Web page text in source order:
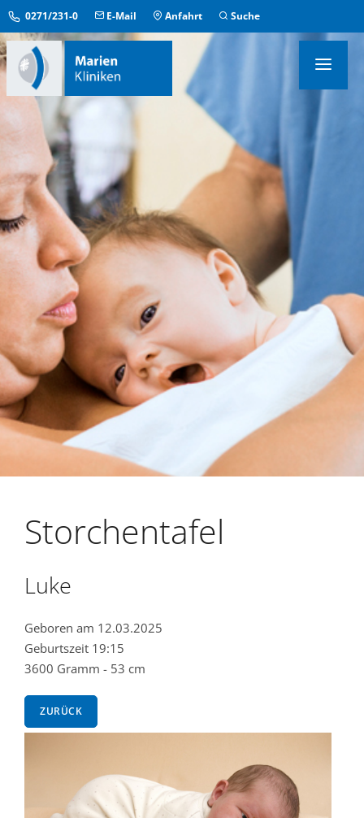
0271/231-0 E-Mail Anfahrt Suche
KLINIKEN & INSTITUTE
MEDIZINISCHE ZENTREN
ÜBERGREIFENDE EINRICHTUNGEN
PFLEGE & AUFENTHALT
KONTAKT & SERVICE
IM NOTFALL
Storchentafel
Luke
Geboren am 12.03.2025
Geburtszeit 19:15
3600 Gramm - 53 cm
ZURÜCK